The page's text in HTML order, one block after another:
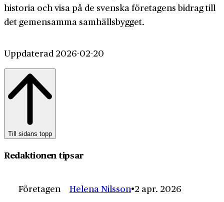
historia och visa på de svenska före­tagens bidrag till
det gemen­samma samhälls­bygget.
Uppdaterad 2026-02-20
Till sidans topp
Redaktionen tipsar
Företagen Helena Nilsson 2 apr. 2026